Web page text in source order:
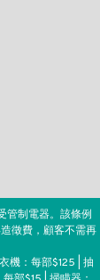
管制電器。該條例
徵費，顧客不需再
機：每部$125 | 抽